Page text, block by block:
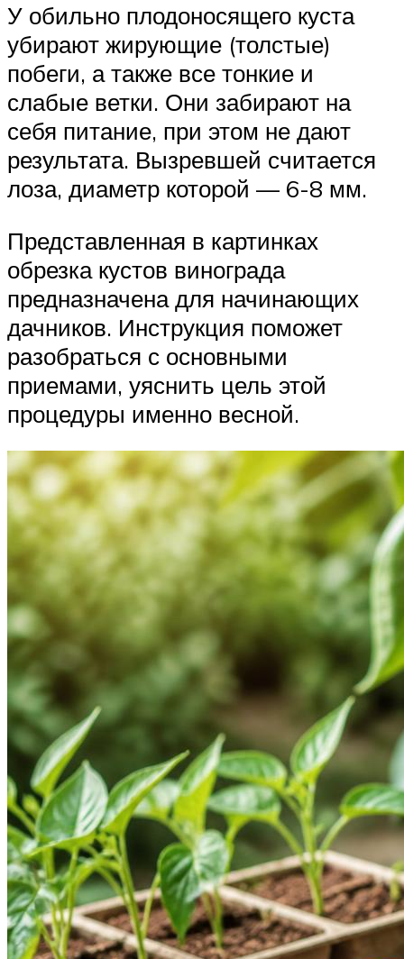
У обильно плодоносящего куста
убирают жирующие (толстые)
побеги, а также все тонкие и
слабые ветки. Они забирают на
себя питание, при этом не дают
результата. Вызревшей считается
лоза, диаметр которой — 6-8 мм.
Представленная в картинках
обрезка кустов винограда
предназначена для начинающих
дачников. Инструкция поможет
разобраться с основными
приемами, уяснить цель этой
процедуры именно весной.